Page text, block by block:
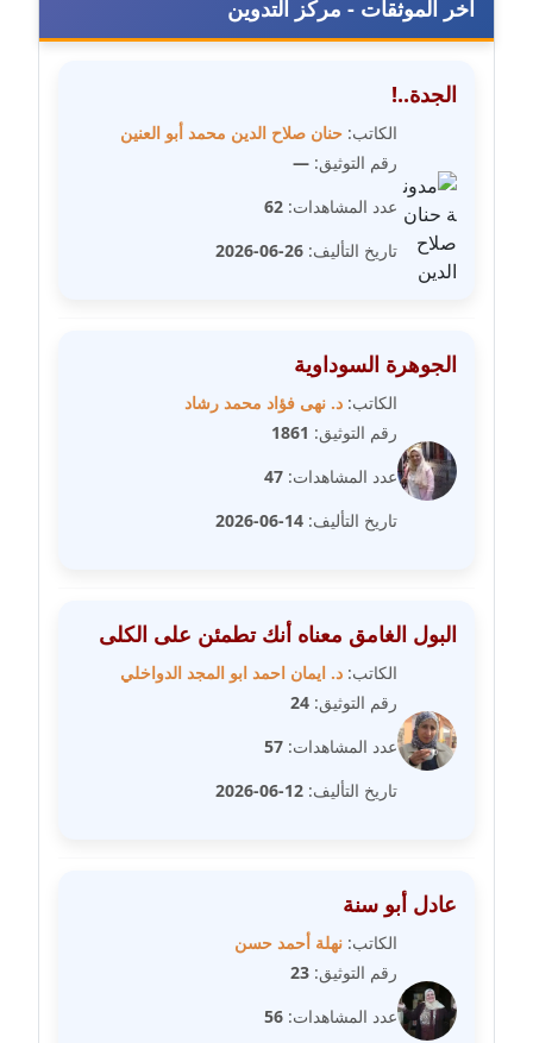
مدونة طه ابوزيد
مدونة طه عبد الوهاب
عاملة
مدونة عاصم عرابي
مدونة عبد الحميد ابراهيم
عاملة
مدونة عبد الرحمن محمد
عاملة
مدونة عبد الكريم موسى
مدونة عبد الوهاب بدر
عاملة
مدونة عبير بسيوني
مدونة عبير سعد
عاملة
مدونة عبير عزاوي
آخر الموثقات - مركز التدوين
الجدة..!
الكاتب: حنان صلاح الدين محمد أبو العنين
رقم التوثيق: —
عدد المشاهدات: 62
تاريخ التأليف: 26-06-2026
الجوهرة السوداوية
الكاتب: د. نهى فؤاد محمد رشاد
رقم التوثيق: 1861
عدد المشاهدات: 47
تاريخ التأليف: 14-06-2026
البول الغامق معناه أنك تطمئن على الكلى
الكاتب: د. ايمان احمد ابو المجد الدواخلي
رقم التوثيق: 24
عدد المشاهدات: 57
تاريخ التأليف: 12-06-2026
عادل أبو سنة
الكاتب: نهلة أحمد حسن
رقم التوثيق: 23
عدد المشاهدات: 56